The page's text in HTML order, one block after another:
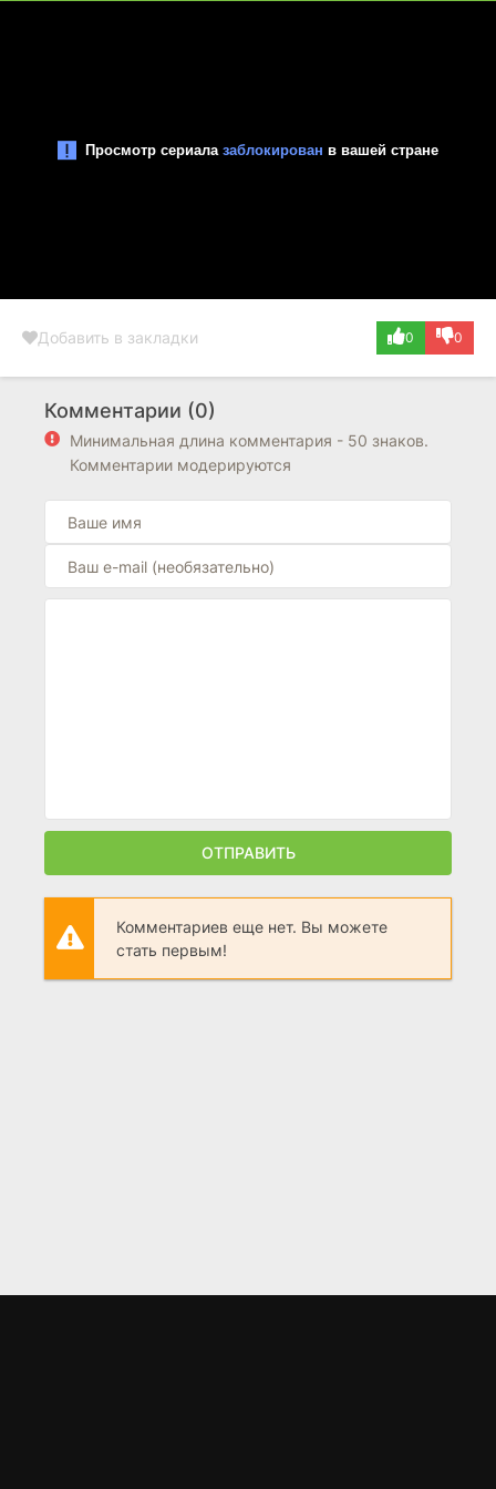
Добавить в закладки 0 0
Комментарии (0)
Минимальная длина комментария - 50 знаков.
Комментарии модерируются
ОТПРАВИТЬ
Комментариев еще нет. Вы можете
стать первым!